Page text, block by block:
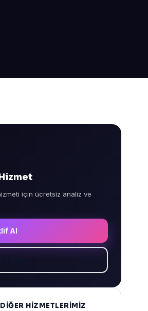
için ücretsiz analiz ve
Al
HIZMETLERIMIZ